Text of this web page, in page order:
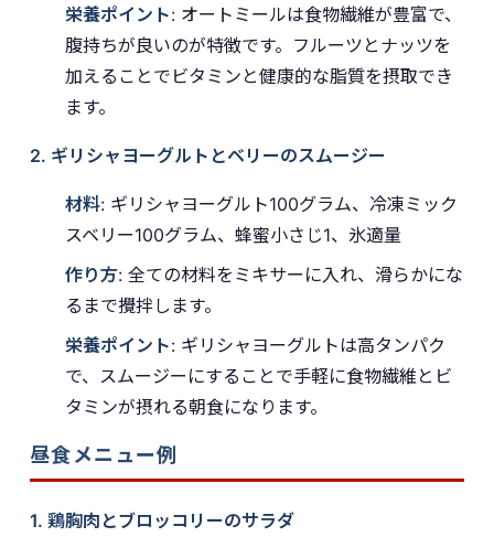
栄養ポイント: オートミールは食物繊維が豊富で、
腹持ちが良いのが特徴です。フルーツとナッツを
加えることでビタミンと健康的な脂質を摂取でき
ます。
2. ギリシャヨーグルトとベリーのスムージー
材料: ギリシャヨーグルト100グラム、冷凍ミック
スベリー100グラム、蜂蜜小さじ1、氷適量
作り方: 全ての材料をミキサーに入れ、滑らかにな
るまで攪拌します。
栄養ポイント: ギリシャヨーグルトは高タンパク
で、スムージーにすることで手軽に食物繊維とビ
タミンが摂れる朝食になります。
昼食メニュー例
1. 鶏胸肉とブロッコリーのサラダ